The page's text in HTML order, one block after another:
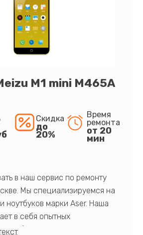
M1 mini M465A
Скидка
до
20%
Время
ремонта
от 20
мин
в наш сервис по ремонту
Мы специализируемся на
ноутбуков марки Aser. Наша
в себя опытных
с обширными знаниями и